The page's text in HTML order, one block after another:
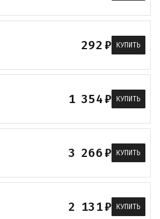
292₽ КУПИТЬ
1 354₽ КУПИТЬ
3 266₽ КУПИТЬ
2 131₽ КУПИТЬ